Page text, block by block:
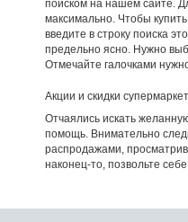
поиском на нашем сайте.
максимально. Чтобы
введите в строку поиска
предельно ясно. Нужно
Отмечайте галочками
Акции и скидки
Отчаялись искать
помощь. Внимательно
распродажами,
наконец-то, позвольте